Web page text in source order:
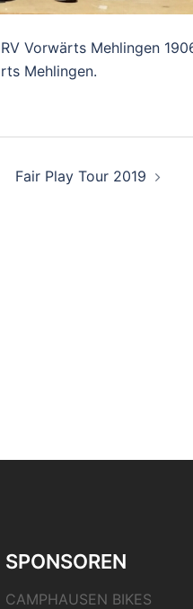
Vorwärts Mehlingen
Mehlingen.
Fair Play Tour 2019
SPONSOREN
CAMPHAUSEN BIKES